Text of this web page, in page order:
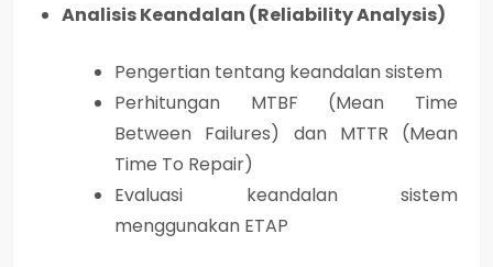
Analisis Keandalan (Reliability Analysis)
Pengertian tentang keandalan sistem
Perhitungan MTBF (Mean Time
Between Failures) dan MTTR (Mean
Time To Repair)
Evaluasi keandalan sistem
menggunakan ETAP